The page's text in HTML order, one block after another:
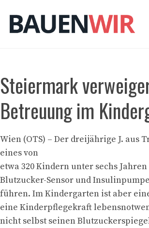
Inhalt
springen
Steiermark
Betreuung im
Wien (OTS) – Der dreijährige J. aus
eines von
etwa 320 Kindern unter sechs
Blutzucker-Sensor und
führen. Im Kindergarten ist aber
eine Kinderpflegekraft
nicht selbst seinen